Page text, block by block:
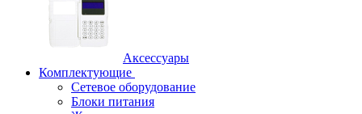
Аксессуары
Комплектующие
Сетевое оборудование
Блоки питания